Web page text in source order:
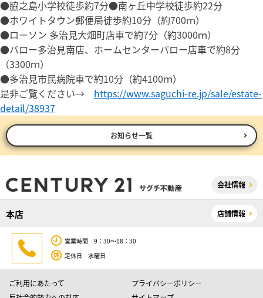
●脇之島小学校徒歩約7分●南ヶ丘中学校徒歩約22分
●ホワイトタウン郵便局徒歩約10分（約700ｍ）
●ローソン 多治見大畑町店車で約7分（約3000ｍ）
●バロー多治見南店、ホームセンターバロー店車で約8分
（3300ｍ）
●多治見市民病院車で約10分（約4100ｍ）
是非ご覧ください→ https://www.saguchi-re.jp/sale/estate-
detail/38937
お知らせ一覧
会社情報
本店 店舗情報
営業時間 9：30～18：30
定休日 水曜日
ご利用にあたって
プライバシーポリシー